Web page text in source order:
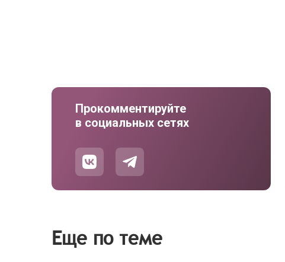
Прокомментируйте
в социальных сетях
Еще по теме